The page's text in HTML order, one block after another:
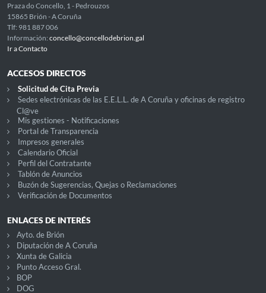
Praza do Concello, 1 - Pedrouzos
15865 Brión - A Coruña
Tlf: 981 887 006
Información: concello@concellodebrion.gal
Ir a Contacto
ACCESOS DIRECTOS
Solicitud de Cita Previa
Sedes electrónicas de las E.E.L.L. de A Coruña y oficinas de registro
Cl@ve
Mis gestiones - Notificaciones
Portal de Transparencia
Impresos generales
Calendario Oficial
Perfil del Contratante
Tablón de Anuncios
Buzón de Sugerencias, Quejas o Reclamaciones
Verificación de Documentos
ENLACES DE INTERÉS
Ayto. de Brión
Diputación de A Coruña
Xunta de Galicia
Punto Acceso Gral.
BOP
DOG